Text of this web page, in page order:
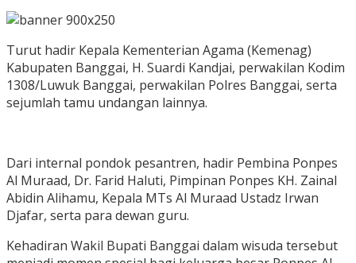
Turut hadir Kepala Kementerian Agama (Kemenag)
Kabupaten Banggai, H. Suardi Kandjai, perwakilan Kodim
1308/Luwuk Banggai, perwakilan Polres Banggai, serta
sejumlah tamu undangan lainnya.
Dari internal pondok pesantren, hadir Pembina Ponpes
Al Muraad, Dr. Farid Haluti, Pimpinan Ponpes KH. Zainal
Abidin Alihamu, Kepala MTs Al Muraad Ustadz Irwan
Djafar, serta para dewan guru.
Kehadiran Wakil Bupati Banggai dalam wisuda tersebut